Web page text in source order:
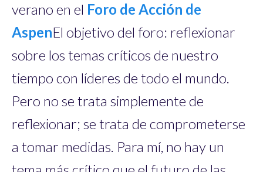
verano en el Foro de Acción de
AspenEl objetivo del foro: reflexionar
sobre los temas críticos de nuestro
tiempo con líderes de todo el mundo.
Pero no se trata simplemente de
reflexionar; se trata de comprometerse
a tomar medidas. Para mí, no hay un